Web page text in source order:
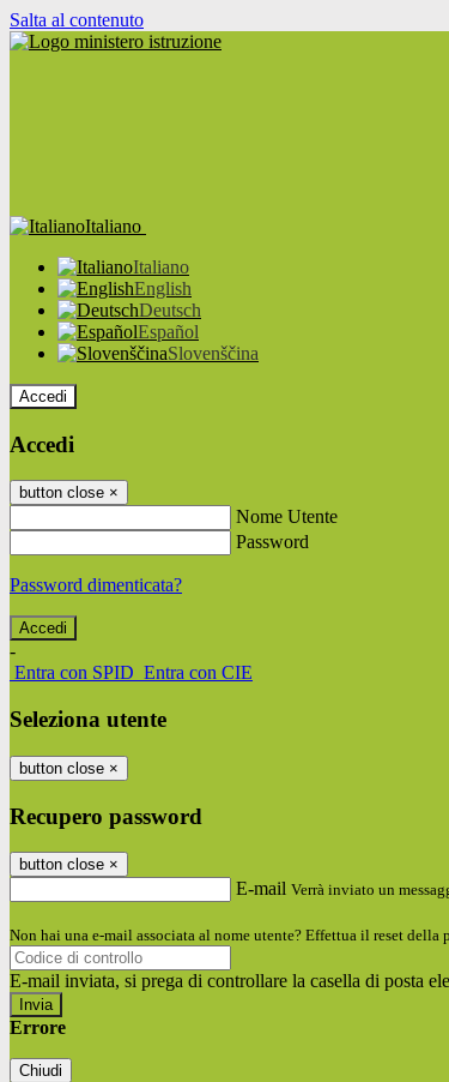
Salta al contenuto
Italiano
Italiano
English
Deutsch
Español
Slovenščina
Accedi
Accedi
button close ×
Nome Utente
Password
Password dimenticata?
-
Entra con SPID Entra con CIE
Seleziona utente
button close ×
Recupero password
button close ×
E-mail Verrà inviato un
Non hai una e-mail associata al nome utente? Effettua il reset della
E-mail inviata, si prega di controllare la casella di posta
Errore
Chiudi